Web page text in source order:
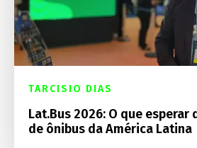
TARCISIO DIAS
Lat.Bus 2026: O que esperar
de ônibus da América Latina